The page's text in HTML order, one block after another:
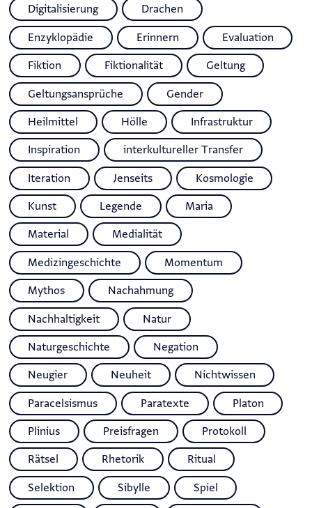
Digitalisierung Drachen
Enzyklopädie Erinnern Evaluation
Fiktion Fiktionalität Geltung
Geltungsansprüche Gender
Heilmittel Hölle Infrastruktur
Inspiration interkultureller Transfer
Iteration Jenseits Kosmologie
Kunst Legende Maria
Material Medialität
Medizingeschichte Momentum
Mythos Nachahmung
Nachhaltigkeit Natur
Naturgeschichte Negation
Neugier Neuheit Nichtwissen
Paracelsismus Paratexte Platon
Plinius Preisfragen Protokoll
Rätsel Rhetorik Ritual
Selektion Sibylle Spiel